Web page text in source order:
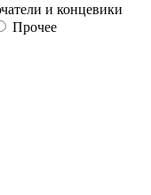
и концевики
Прочее